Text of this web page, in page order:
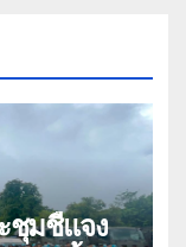
ชุมชี้แจง